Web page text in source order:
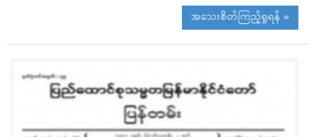
အသေးစိတ်ကြည့်ရှုရန် »